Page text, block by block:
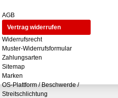
AGB
Vertrag widerrufen
Widerrufsrecht
Muster-Widerrufsformular
Zahlungsarten
Sitemap
Marken
OS-Plattform / Beschwerde /
Streitschlichtung